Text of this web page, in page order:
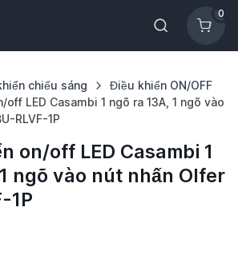
0
chiếu sáng
Điều khiển ON/OFF
off LED Casambi 1 ngõ ra 13A, 1 ngõ vào
RLVF-1P
on/off LED Casambi 1
ngõ vào nút nhấn Olfer
1P